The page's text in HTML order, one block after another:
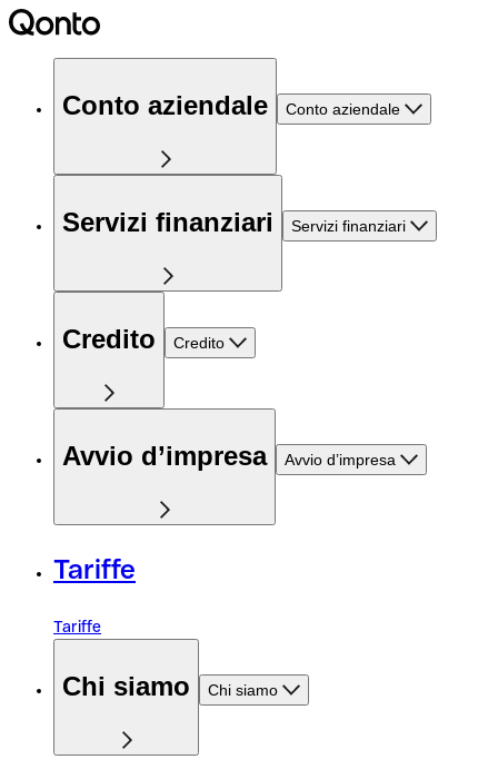
Conto aziendale Conto aziendale
Servizi finanziari Servizi finanziari
Credito Credito
Avvio d’impresa Avvio d’impresa
Tariffe
Tariffe
Chi siamo Chi siamo